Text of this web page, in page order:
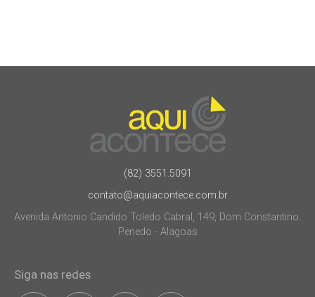
(82) 3551.5091
contato@aquiacontece.com.br
Avenida Antonio Candido Toledo Cabral, 149, Dom Constantino.
Penedo - Alagoas
Siga nas redes